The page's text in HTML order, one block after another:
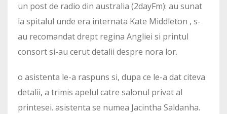
un post de radio din australia (2dayFm): au sunat
la spitalul unde era internata Kate Middleton , s-
au recomandat drept regina Angliei si printul
consort si-au cerut detalii despre nora lor.
o asistenta le-a raspuns si, dupa ce le-a dat citeva
detalii, a trimis apelul catre salonul privat al
printesei. asistenta se numea Jacintha Saldanha.